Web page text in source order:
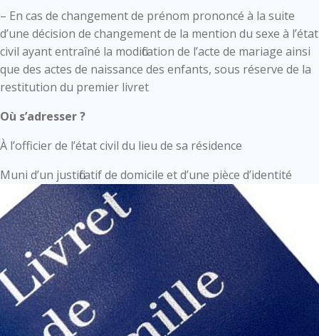
– En cas de changement de prénom prononcé à la suite
d’une décision de changement de la mention du sexe à l’état
civil ayant entraîné la modification de l’acte de mariage ainsi
que des actes de naissance des enfants, sous réserve de la
restitution du premier livret
Où s’adresser ?
À l’officier de l’état civil du lieu de sa résidence
Muni d’un justificatif de domicile et d’une pièce d’identité